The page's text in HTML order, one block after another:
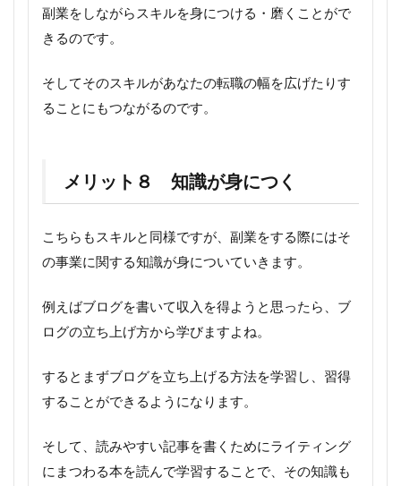
副業をしながらスキルを身につける・磨くことがで
きるのです。
そしてそのスキルがあなたの転職の幅を広げたりす
ることにもつながるのです。
メリット８ 知識が身につく
こちらもスキルと同様ですが、副業をする際にはそ
の事業に関する知識が身についていきます。
例えばブログを書いて収入を得ようと思ったら、ブ
ログの立ち上げ方から学びますよね。
するとまずブログを立ち上げる方法を学習し、習得
することができるようになります。
そして、読みやすい記事を書くためにライティング
にまつわる本を読んで学習することで、その知識も